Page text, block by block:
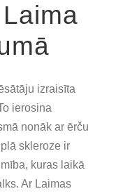
izraisīta
ierosina
nonāk ar ērču
skleroze ir
kuras laikā
Ar Laimas